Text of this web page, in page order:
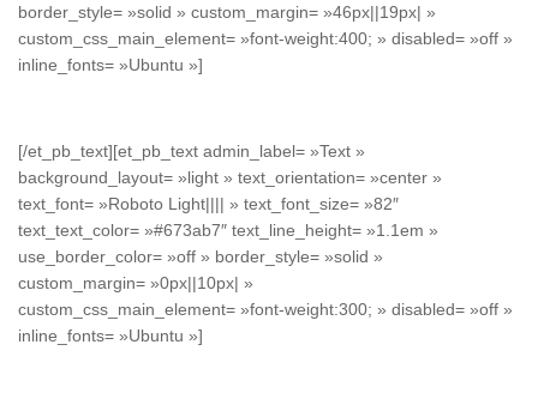
border_style= »solid » custom_margin= »46px||19px| »
custom_css_main_element= »font-weight:400; » disabled= »off »
inline_fonts= »Ubuntu »]
[/et_pb_text][et_pb_text admin_label= »Text »
background_layout= »light » text_orientation= »center »
text_font= »Roboto Light|||| » text_font_size= »82″
text_text_color= »#673ab7″ text_line_height= »1.1em »
use_border_color= »off » border_style= »solid »
custom_margin= »0px||10px| »
custom_css_main_element= »font-weight:300; » disabled= »off »
inline_fonts= »Ubuntu »]